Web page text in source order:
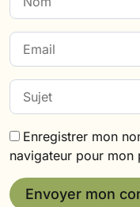
Enregistrer mon
navigateur pour mon
Envoyer mon